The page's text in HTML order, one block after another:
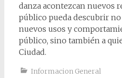
danza acontezcan nuevos
público pueda descubrir
nuevos usos y
público, sino también a
Ciudad.
Informacion General